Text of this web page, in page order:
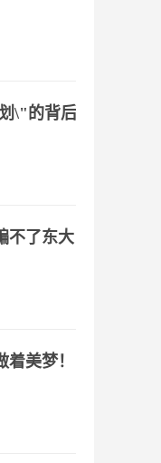
\"的背后
不了东大
美梦！